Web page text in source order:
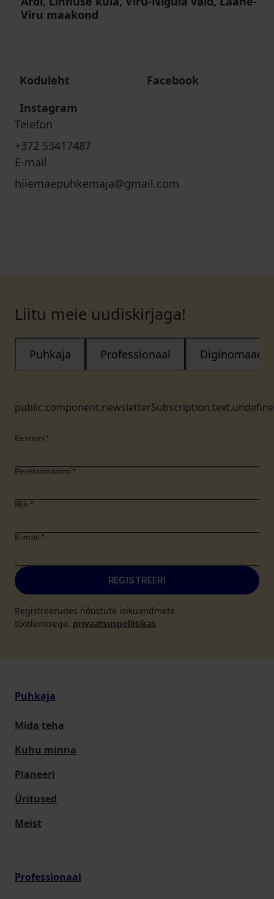
Viru maakond
Koduleht
Facebook
Instagram
Telefon
+372 53417487
E-mail
hiiemaepuhkemaja@gmail.com
Liitu meie uudiskirjaga!
Puhkaja Professionaal Diginomaad
Eesnimi *
Perekonnanimi *
Riik *
E-mail *
REGISTREERI
Registreerudes nõustute isikuandmete
töötlemisega. privaatsuspoliitikas.
Puhkaja
Mida teha
Kuhu minna
Planeeri
Üritused
Meist
Professionaal